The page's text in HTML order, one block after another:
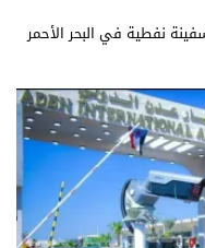
نفطية في البحر الأحمر